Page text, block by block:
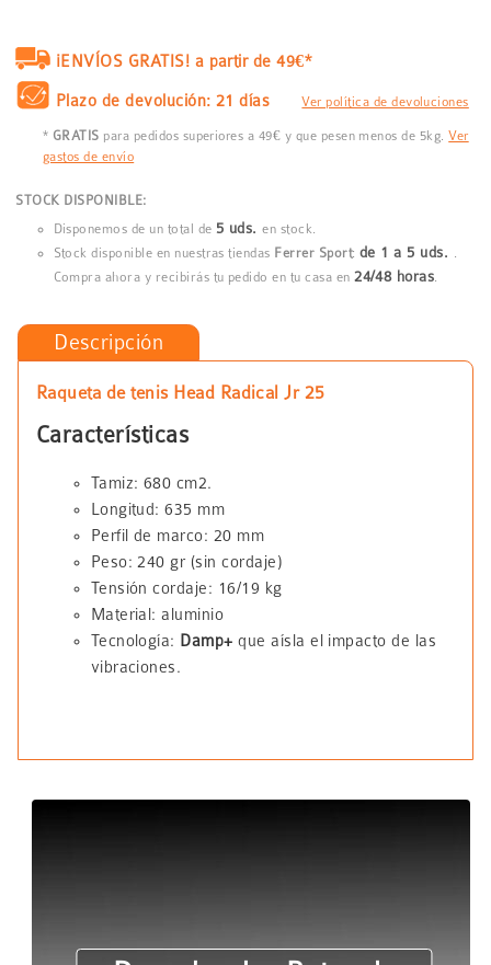
¡ENVÍOS GRATIS! a partir de 49€*
Plazo de devolución: 21 días Ver política de devoluciones
* GRATIS para pedidos superiores a 49€ y que pesen menos de 5kg.Ver
gastos de envío
STOCK DISPONIBLE:
Disponemos de un total de 5 uds.en stock.
Stock disponible en nuestras tiendas Ferrer Sport: de 1 a 5 uds. .
Compra ahora y recibirás tu pedido en tu casa en24/48 horas.
Descripción
Raqueta de tenis Head Radical Jr 25
Características
Tamiz: 680 cm2.
Longitud: 635 mm
Perfil de marco: 20 mm
Peso: 240 gr (sin cordaje)
Tensión cordaje: 16/19 kg
Material: aluminio
Tecnología: Damp+ que aísla el impacto de las
vibraciones.